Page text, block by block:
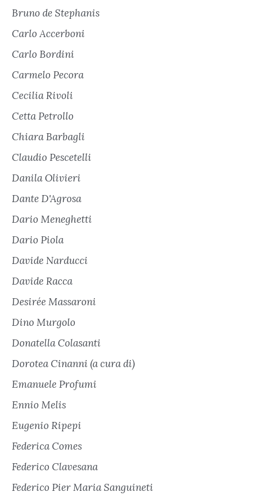
Bruno de Stephanis
Carlo Accerboni
Carlo Bordini
Carmelo Pecora
Cecilia Rivoli
Cetta Petrollo
Chiara Barbagli
Claudio Pescetelli
Danila Olivieri
Dante D'Agrosa
Dario Meneghetti
Dario Piola
Davide Narducci
Davide Racca
Desirée Massaroni
Dino Murgolo
Donatella Colasanti
Dorotea Cinanni (a cura di)
Emanuele Profumi
Ennio Melis
Eugenio Ripepi
Federica Comes
Federico Clavesana
Federico Pier Maria Sanguineti